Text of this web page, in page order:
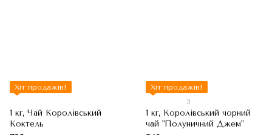
Хіт продажів!
1 кг, Чай Королівський
Коктель
Хіт продажів!
3
1 кг, Королівський чорний
чай "Полуничний Джем"